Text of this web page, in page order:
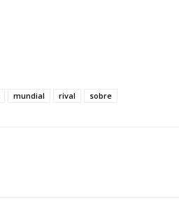
mundial rival sobre